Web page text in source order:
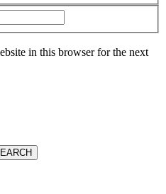
in this browser for the next